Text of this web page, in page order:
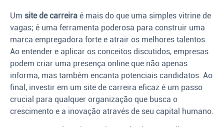
Um site de carreira é mais do que uma simples vitrine de
vagas; é uma ferramenta poderosa para construir uma
marca empregadora forte e atrair os melhores talentos.
Ao entender e aplicar os conceitos discutidos, empresas
podem criar uma presença online que não apenas
informa, mas também encanta potenciais candidatos. Ao
final, investir em um site de carreira eficaz é um passo
crucial para qualquer organização que busca o
crescimento e a inovação através de seu capital humano.